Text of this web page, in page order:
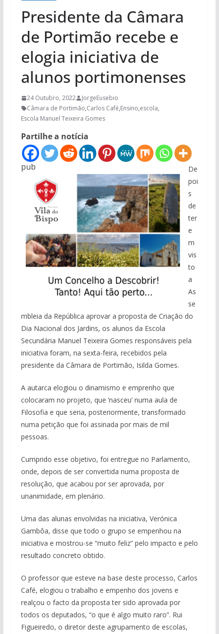
Presidente da Câmara
de Portimão recebe e
elogia iniciativa de
alunos portimonenses
24 Outubro, 2022
JorgeEusebio
Câmara de Portimão,Carlos Café,Ensino,escola,
Escola Manuel Teixeira Gomes
Partilhe a notícia
pub
De
poi
s
de
ter
e
m
vis
to
a
As
se
mbleia da República aprovar a proposta de Criação do
Dia Nacional dos Jardins, os alunos da Escola
Secundária Manuel Teixeira Gomes responsáveis pela
iniciativa foram, na sexta-feira, recebidos pela
presidente da Câmara de Portimão, Isilda Gomes.
A autarca elogiou o dinamismo e emprenho que
colocaram no projeto, que ‘nasceu’ numa aula de
Filosofia e que seria, posteriormente, transformado
numa petição que foi assinada por mais de mil
pessoas.
Cumprido esse objetivo, foi entregue no Parlamento,
onde, depois de ser convertida numa proposta de
resolução, que acabou por ser aprovada, por
unanimidade, em plenário.
Uma das alunas envolvidas na iniciativa, Verónica
Gambôa, disse que todo o grupo se empenhou na
iniciativa e mostrou-se “muito feliz” pelo impacto e pelo
resultado concreto obtido.
O professor que esteve na base deste processo, Carlos
Café, elogiou o trabalho e empenho dos jovens e
realçou o facto da proposta ter sido aprovada por
todos os deputados, “o que é algo muito raro”. Rui
Figueiredo, o diretor deste agrupamento de escolas,